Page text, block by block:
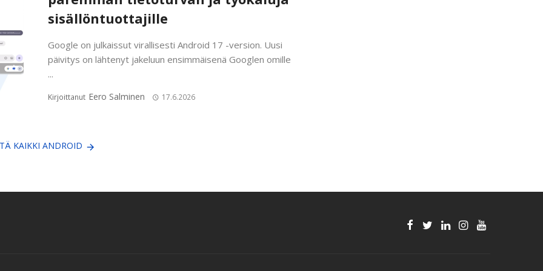
sisällöntuottajille
Google on julkaissut virallisesti Android 17 -version. Uusi
päivitys on lähtenyt jakeluun ensimmäisenä Googlen omille
...
Kirjoittanut Eero Salminen 17.6.2026
KAIKKI ANDROID